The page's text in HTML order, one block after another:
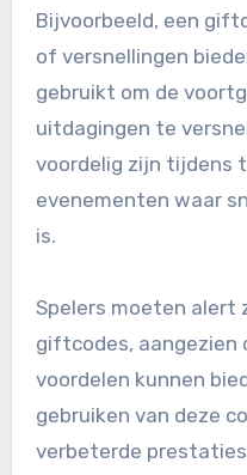
Bijvoorbeeld, een
of versnellingen
gebruikt om de
uitdagingen te
voordelig zijn tijdens
evenementen waar
is.
Spelers moeten alert
giftcodes, aangezien
voordelen kunnen
gebruiken van deze
verbeterde